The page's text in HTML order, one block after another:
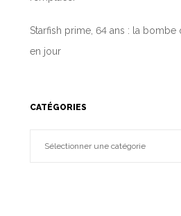
Starfish prime, 64 ans : la bombe
en jour
CATÉGORIES